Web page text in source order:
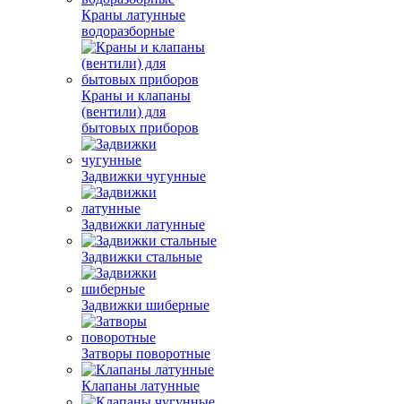
Краны латунные
водоразборные
Краны и клапаны
(вентили) для
бытовых приборов
Задвижки чугунные
Задвижки латунные
Задвижки стальные
Задвижки шиберные
Затворы поворотные
Клапаны латунные